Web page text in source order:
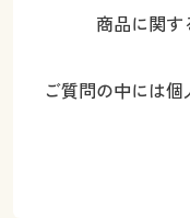
商品に関す
ご質問の中には